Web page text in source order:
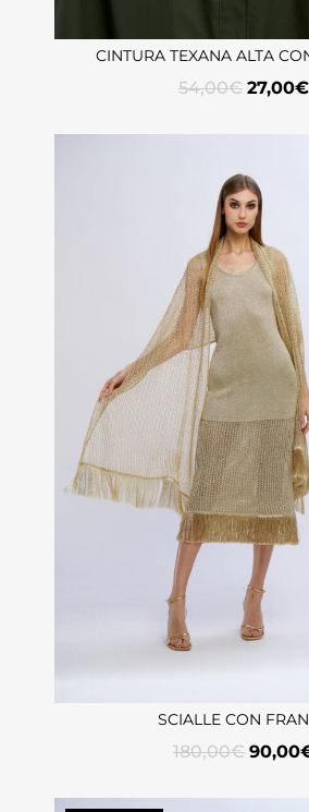
CINTURA TEXANA ALTA
54,00€ 27,00€
SCIALLE CON
180,00€ 90,00